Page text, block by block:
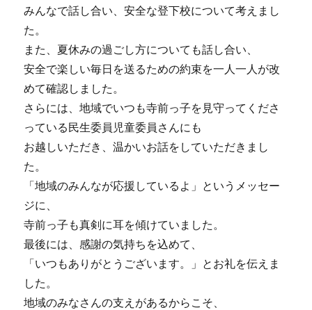
みんなで話し合い、安全な登下校について考えまし
た。
また、夏休みの過ごし方についても話し合い、
安全で楽しい毎日を送るための約束を一人一人が改
めて確認しました。
さらには、地域でいつも寺前っ子を見守ってくださ
っている民生委員児童委員さんにも
お越しいただき、温かいお話をしていただきまし
た。
「地域のみんなが応援しているよ」というメッセー
ジに、
寺前っ子も真剣に耳を傾けていました。
最後には、感謝の気持ちを込めて、
「いつもありがとうございます。」とお礼を伝えま
した。
地域のみなさんの支えがあるからこそ、